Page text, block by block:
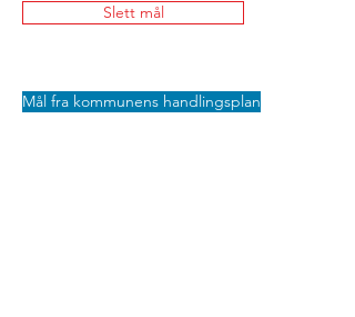
Slett mål
Mål fra kommunens handlingsplan